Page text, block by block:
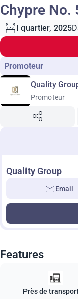
Chypre No.
I quartier, 2025
Promoteur
Quality
Promoteur
Quality Group
Email
Features
Près de